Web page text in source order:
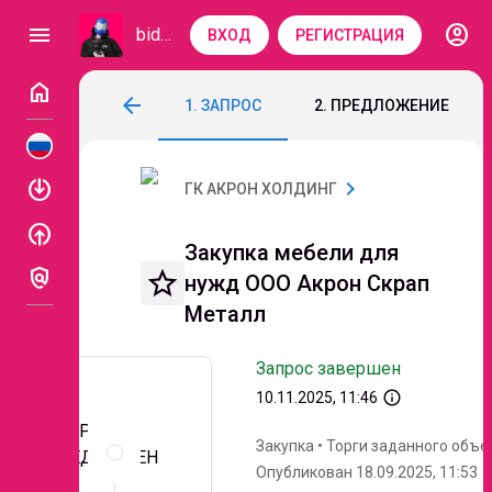
menu bidzaar ВХОД РЕГИСТРАЦИЯ
account_circle
home
enable
enable
policy
arrow_back
Закупка мебели для нужд ООО Акрон
1. ЗАПРОС 2. ПРЕДЛОЖЕНИЕ
ГК АКРОН ХОЛДИНГ chevron_right
star_border
Закупка мебели для
нужд ООО Акрон Скрап
Металл
ЗАПРОС
ПРЕДЛОЖЕН
Запрос завершен
10.11.2025, 11:46 info_outline
Закупка • Торги заданного
Опубликован 18.09.2025, 11:53